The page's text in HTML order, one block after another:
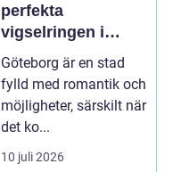
perfekta
vigselringen i
Göteborg
Göteborg är en stad
fylld med romantik och
möjligheter, särskilt när
det ko...
10 juli 2026